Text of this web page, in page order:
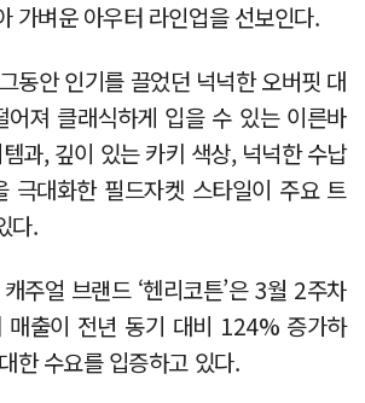
가벼운 아우터 라인업을 선보인다.
동안 인기를 끌었던 넉넉한 오버핏 대
어져 클래식하게 입을 수 있는 이른바
템과, 깊이 있는 카키 색상, 넉넉한 수납
극대화한 필드자켓 스타일이 주요 트
다.
주얼 브랜드 ‘헨리코튼’은 3월 2주차
매출이 전년 동기 대비 124% 증가하
한 수요를 입증하고 있다.